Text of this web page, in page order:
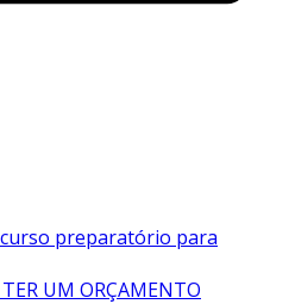
preparatório para
UM ORÇAMENTO